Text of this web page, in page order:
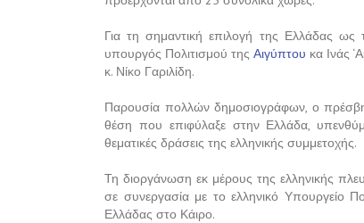
Για τη σημαντική επιλογή της Ελλάδας
υπουργός Πολιτισμού τηςΑιγύπτου κα Ινάς
κ. Νίκο Γαριλίδη.
Παρουσία πολλών δημοσιογράφων, ο
θέση που επιφύλαξε στην Ελλάδα,
θεματικές δράσεις της ελληνικής συμμετοχής.
Τη διοργάνωση εκ μέρους της ελληνικής
σε συνεργασία με το ελληνικό Υπουργείο
Ελλάδας στο Κάιρο.